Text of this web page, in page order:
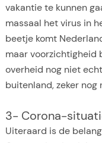
vakantie te kunnen
massaal het virus in
beetje komt
maar voorzichtigheid
overheid nog niet
buitenland, zeker nog
3- Corona-
Uiteraard is de